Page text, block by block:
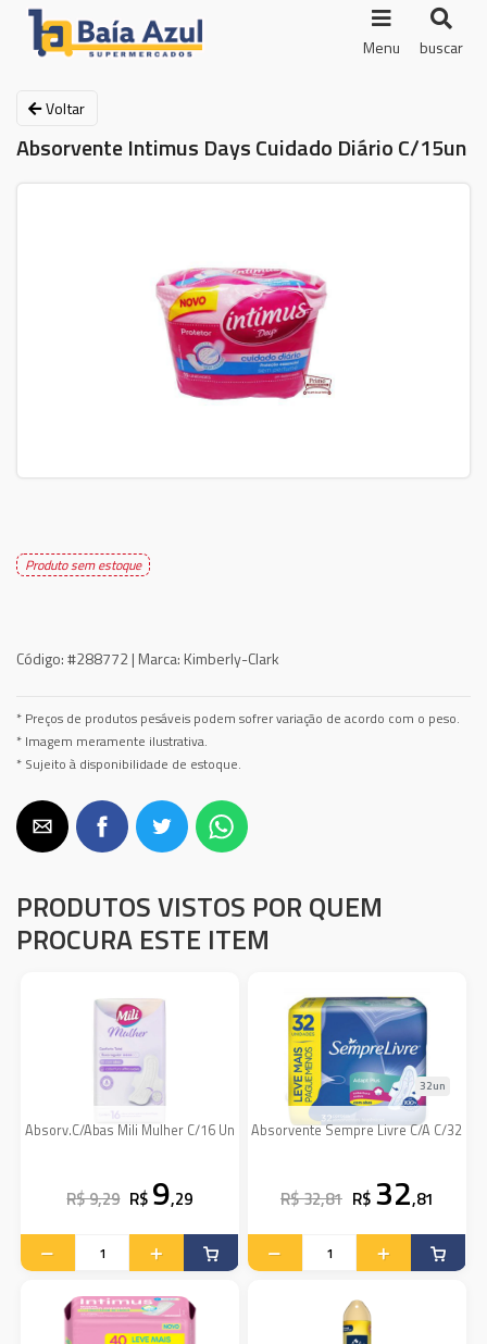
Menu buscar
Voltar
Absorvente Intimus Days Cuidado Diário C/15un
Produto sem estoque
Código:#288772 | Marca: Kimberly-Clark
* Preços de produtos pesáveis podem sofrer variação de acordo com o peso.
* Imagem meramente ilustrativa.
* Sujeito à disponibilidade de estoque.
PRODUTOS VISTOS POR QUEM
PROCURA ESTE ITEM
Absorv.C/Abas Mili Mulher C/16 Un
R$ 9,29 R$ 9,29
Absorvente Sempre Livre C/A C/32
32un
R$ 32,81 R$ 32,81